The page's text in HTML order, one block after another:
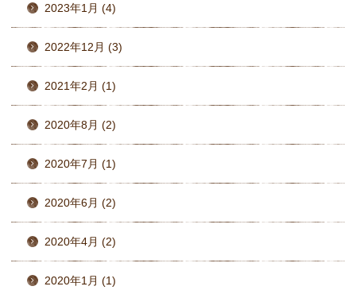
2023年1月 (4)
2022年12月 (3)
2021年2月 (1)
2020年8月 (2)
2020年7月 (1)
2020年6月 (2)
2020年4月 (2)
2020年1月 (1)